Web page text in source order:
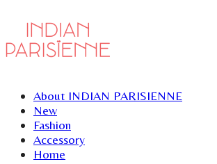
About INDIAN PARISIENNE
New
Fashion
Accessory
Home